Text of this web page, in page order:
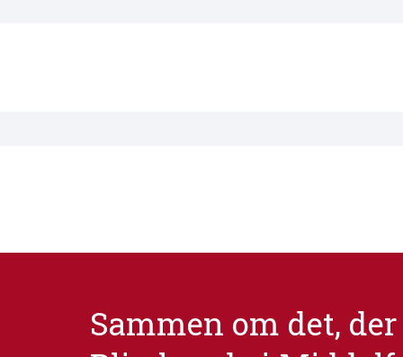
Sammen om det,